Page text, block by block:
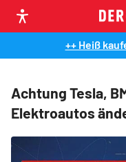
++ Heiß
Achtung Tesla,
Elektroautos